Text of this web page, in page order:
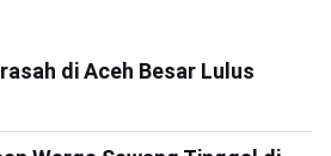
di Aceh Besar Lulus